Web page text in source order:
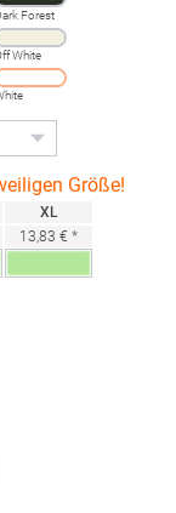
Forest
White
Größe!
XL
13,83 € *